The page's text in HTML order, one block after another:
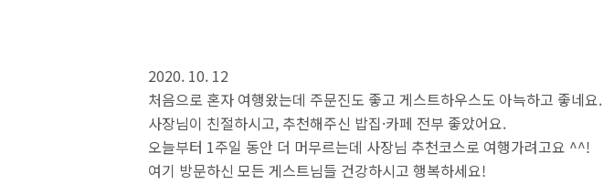
2020. 10. 12
처음으로 혼자 여행왔는데 주문진도 좋고 게스트하우스도 아늑하고 좋네요.
사장님이 친절하시고, 추천해주신 밥집·카페 전부 좋았어요.
오늘부터 1주일 동안 더 머무르는데 사장님 추천코스로 여행가려고요 ^^!
여기 방문하신 모든 게스트님들 건강하시고 행복하세요!